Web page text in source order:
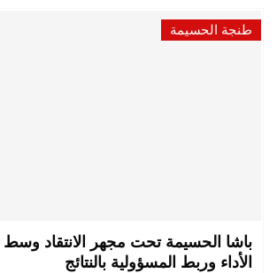
طنجة الحسيمة
باشا الحسيمة تحت مجهر الانتقاد وسط
الأداء وربط المسؤولية بالنتائج